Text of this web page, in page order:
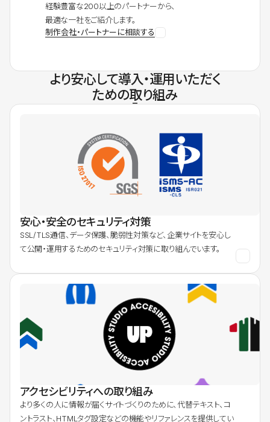
経験豊富な200以上のパートナーから、
最適な一社をご紹介します。
制作会社・パートナーに相談する
より安心して導入・運用いただく
ための取り組み
安心・安全のセキュリティ対策
SSL/TLS通信、データ保護、脆弱性対策など、企業サイトを安心し
て公開・運用するためのセキュリティ対策に取り組んでいます。
アクセシビリティへの取り組み
より多くの人に情報が届くサイトづくりのために、代替テキスト、コ
ントラスト、HTMLタグ設定などの機能やリファレンスを提供してい